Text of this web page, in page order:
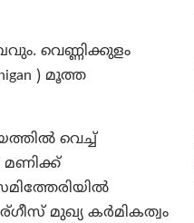
വെണ്ണിക്കുളം
) മൂത്ത
വെച്ച്
മുഖ്യ കർമികത്വം